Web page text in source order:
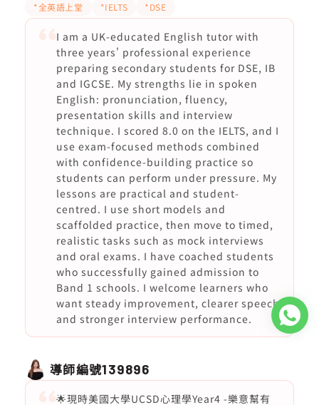
*全英語上堂 *IELTS *DSE
I am a UK-educated English tutor with
three years' professional experience
preparing secondary students for DSE, IB
and IGCSE. My strengths lie in spoken
English: pronunciation, fluency,
presentation skills and interview
technique. I scored 8.0 on the IELTS, and I
use exam-focused methods combined
with confidence-building practice so
students can perform under pressure. My
lessons are practical and student-
centred. I use short models and
scaffolded practice, then move to timed,
realistic tasks such as mock interviews
and oral exams. I have coached students
who successfully gained admission to
Band 1 schools. I welcome learners who
want steady improvement, clearer speech
and stronger interview performance.
導師編號139896
🌟現時美國大學UCSD心理學Year4 -樂意幫有